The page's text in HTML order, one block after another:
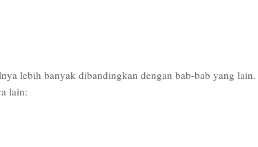
lebih banyak dibandingkan dengan bab-bab yang lain.
lain: